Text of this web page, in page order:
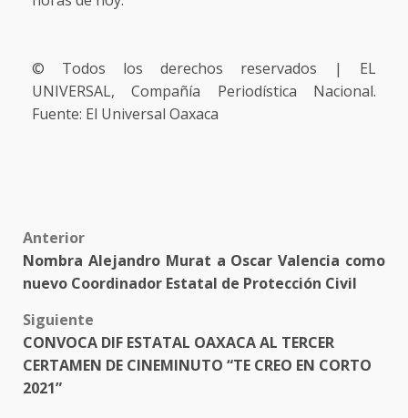
© Todos los derechos reservados | EL
UNIVERSAL, Compañía Periodística Nacional.
Fuente: El Universal Oaxaca
Post
navigation
Anterior
Nombra Alejandro Murat a Oscar Valencia como
nuevo Coordinador Estatal de Protección Civil
Siguiente
CONVOCA DIF ESTATAL OAXACA AL TERCER
CERTAMEN DE CINEMINUTO “TE CREO EN CORTO
2021”